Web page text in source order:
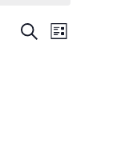
Events
Search Event
Views
List